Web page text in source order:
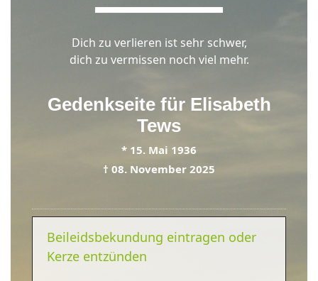
Schließen OK
Dich zu verlieren ist sehr schwer,
dich zu vermissen noch viel mehr.
Gedenkseite für Elisabeth
Tews
* 15. Mai 1936
† 08. November 2025
Beileidsbekundung eintragen oder
Kerze entzünden